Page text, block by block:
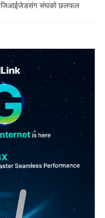
जिआईजेडसंग संघको छलफल